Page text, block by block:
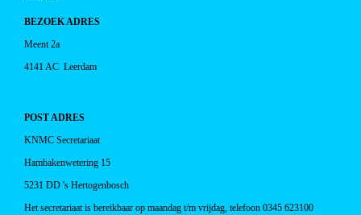
BEZOEK ADRES
Meent 2a
4141 AC Leerdam
POST ADRES
KNMC Secretariaat
Hambakenwetering 15
5231 DD 's Hertogenbosch
Het secretariaat is bereikbaar op maandag t/m vrijdag, telefoon 0345 623100